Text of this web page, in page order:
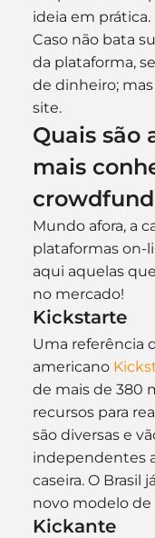
ideia em prática.
Caso não bata
da plataforma,
de dinheiro;
site.
Quais são
mais
Mundo afora, a
plataformas on-
aqui aquelas
no mercado!
Kickstarte
Uma referência
americano
de mais de 380
recursos para
são diversas e
independentes
caseira. O Brasil
novo modelo
Kickante